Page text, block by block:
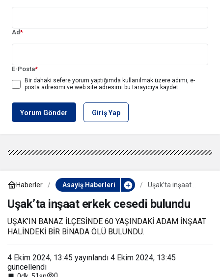
Ad*
E-Posta*
Bir dahaki sefere yorum yaptığımda kullanılmak üzere adımı, e-
posta adresimi ve web site adresimi bu tarayıcıya kaydet.
Yorum Gönder Giriş Yap
Haberler Asayiş Haberleri
Uşak’ta inşaat
bulundu
Uşak’ta inşaat erkek cesedi bulundu
UŞAK’IN BANAZ İLÇESİNDE 60 YAŞINDAKİ ADAM İNŞAAT
HALİNDEKİ BİR BİNADA ÖLÜ BULUNDU.
4 Ekim 2024, 13:45 yayınlandı 4 Ekim 2024, 13:45
güncellendi